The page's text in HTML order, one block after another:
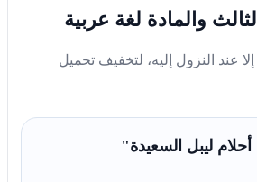
والمادة لغة عربية
عند النزول إليه، لتخفيف تحميل